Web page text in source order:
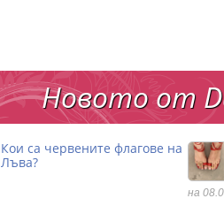
Новото от
Кои са червените флагове на
Лъва?
на